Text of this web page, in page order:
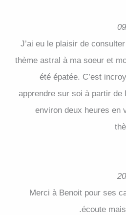
J’ai eu le plaisir de
thème astral à ma soeur et
été épatée. C’est
apprendre sur soi à partir de
environ deux heures en
Merci à Benoit pour ses
écoute